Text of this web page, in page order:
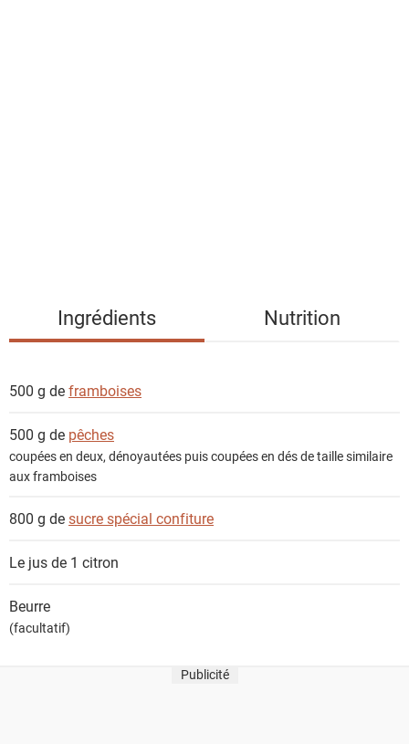
i
t
Ingrédients Nutrition
500 g deframboises
500 g de pêches
coupées en deux, dénoyautées puis coupées en dés de taille similaire
aux framboises
800 g desucre spécial confiture
Le jus de 1 citron
Beurre
(facultatif)
Publicité